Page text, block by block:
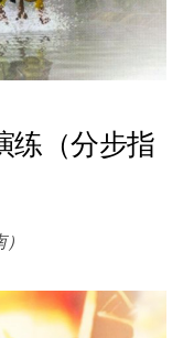
练（分步指